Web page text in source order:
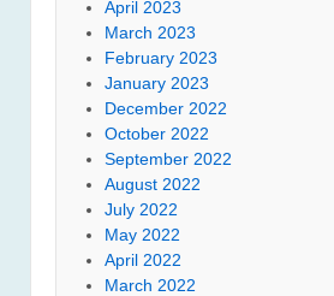
April 2023
March 2023
February 2023
January 2023
December 2022
October 2022
September 2022
August 2022
July 2022
May 2022
April 2022
March 2022